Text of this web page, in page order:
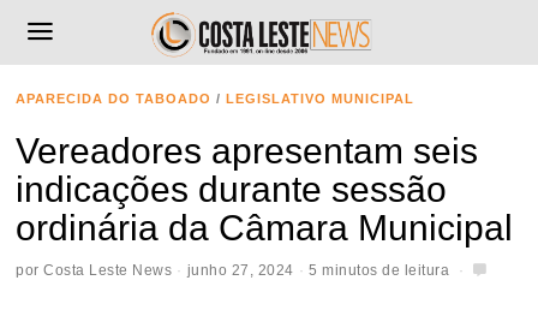
APARECIDA DO TABOADO / LEGISLATIVO MUNICIPAL
Vereadores apresentam seis
indicações durante sessão
ordinária da Câmara Municipal
porCosta Leste News junho 27, 2024 5 minutos de leitura